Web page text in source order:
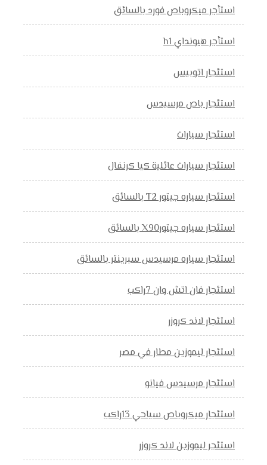
استأجر ميكروباص فورد بالسائق
استأجر هيونداي h1
استئجار اتوبيس
استئجار باص مرسيدس
استئجار سيارات
استئجار سيارات عائلية كيا كرنفال
استئجار سياره جيتور T2 بالسائق
استئجار سياره جيتورX90 بالسائق
استئجار سياره مرسيدس سبرينتر بالسائق
استئجار فان اتش وان 7راكب
استئجار لاند كروزر
استئجار ليموزين مطار في مصر
استئجار مرسيدس فيانو
استئجار ميكروباص سياحي 13راكب
استئجر ليموزين لاند كروزر